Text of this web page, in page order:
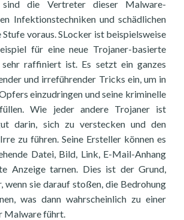
sind die Vertreter dieser Malware-
Infektionstechniken und schädlichen
Stufe voraus. SLocker ist beispielsweise
für eine neue Trojaner-basierte
sehr raffiniert ist. Es setzt ein ganzes
und irreführender Tricks ein, um in
einzudringen und seine kriminelle
Wie jeder andere Trojaner ist
darin, sich zu verstecken und den
zu führen. Seine Ersteller können es
Datei, Bild, Link, E-Mail-Anhang
Anzeige tarnen. Dies ist der Grund,
wenn sie darauf stoßen, die Bedrohung
was dann wahrscheinlich zu einer
Malware führt.